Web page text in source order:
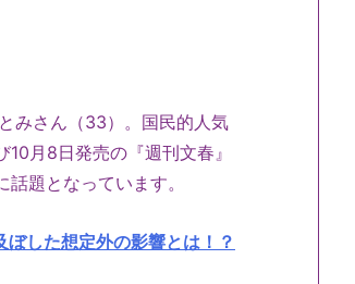
みさん（33）。国民的人気
月8日発売の『週刊文春』
題となっています。
した想定外の影響とは！？